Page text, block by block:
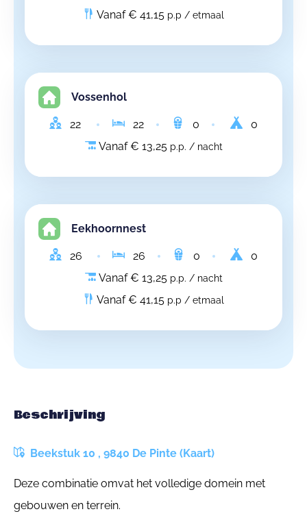
Vanaf € 41,15 p.p / etmaal
Vossenhol
22 22 0
0
Vanaf € 13,25 p.p. / nacht
Eekhoornnest
26 26 0
0
Vanaf € 13,25 p.p. / nacht
Vanaf € 41,15 p.p / etmaal
Beschrijving
Beekstuk 10 , 9840 De Pinte (Kaart)
Deze combinatie omvat het volledige domein met
gebouwen en terrein.